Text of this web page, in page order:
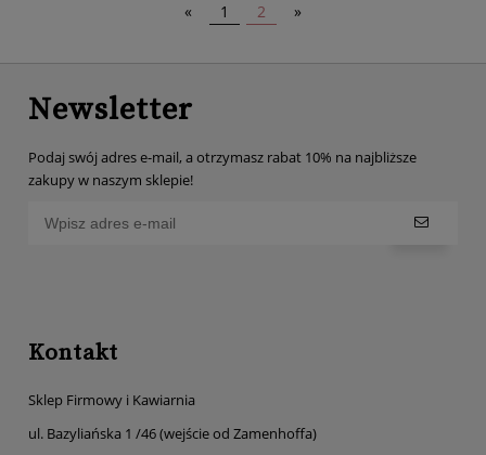
« 1 2 »
Newsletter
Podaj swój adres e-mail, a otrzymasz rabat 10% na najbliższe
zakupy w naszym sklepie!
Kontakt
Sklep Firmowy i Kawiarnia
ul. Bazyliańska 1 /46 (wejście od Zamenhoffa)